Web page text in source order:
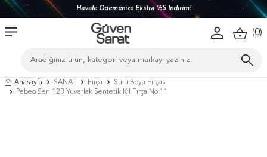
Havale Ödemenize Ekstra %5 İndirim!
(0)
Anasayfa SANAT Fırça
Sulu Boya Fırçası
Pebeo Seri 123 Yuvarlak Sentetik Kıl Fırça No:11